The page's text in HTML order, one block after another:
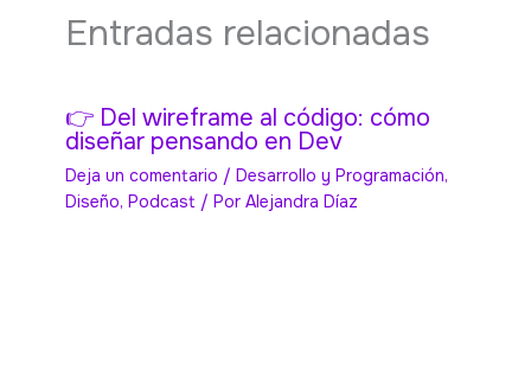
Entradas relacionadas
👉 Del wireframe al código: cómo
diseñar pensando en Dev
Deja un comentario / Desarrollo y Programación,
Diseño, Podcast / Por Alejandra Díaz